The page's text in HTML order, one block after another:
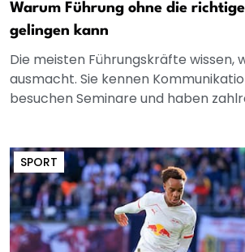
Warum Führung ohne die
gelingen kann
Die meisten Führungskräfte wissen,
ausmacht. Sie kennen
besuchen Seminare und haben
SPORT